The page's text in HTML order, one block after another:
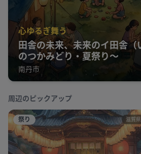
心ゆるぎ舞う
田舎の未来、未来のイ田舎（
のつかみどり・夏祭り～
南丹市
周辺のピックアップ
祭り 滋賀県